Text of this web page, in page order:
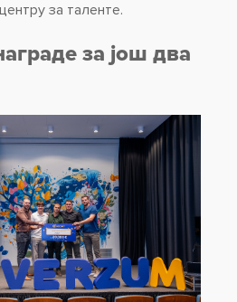
за таленте.
за још два